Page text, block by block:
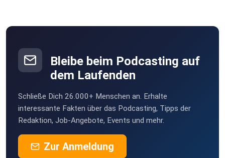
Bleibe beim Podcasting auf
dem Laufenden
Schließe Dich 26.000+ Menschen an. Erhalte
interessante Fakten über das Podcasting, Tipps der
Redaktion, Job-Angebote, Events und mehr.
Zur Anmeldung